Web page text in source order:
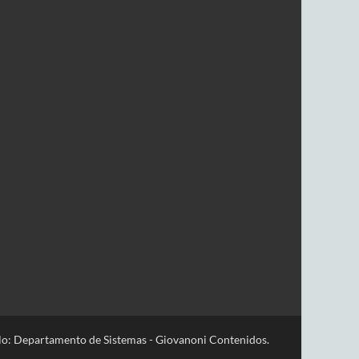
Departamento de Sistemas - Giovanoni Contenidos.